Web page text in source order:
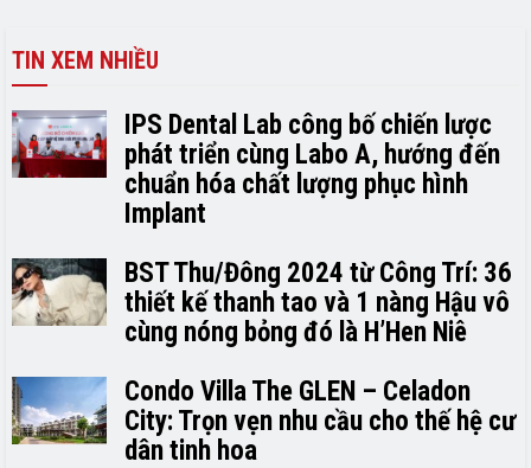
TIN XEM NHIỀU
IPS Dental Lab công bố chiến lược
phát triển cùng Labo A, hướng đến
chuẩn hóa chất lượng phục hình
Implant
BST Thu/Đông 2024 từ Công Trí: 36
thiết kế thanh tao và 1 nàng Hậu vô
cùng nóng bỏng đó là H’H­­­­en Niê
Condo Villa The GLEN – Celadon
City: Trọn vẹn nhu cầu cho thế hệ cư
dân tinh hoa